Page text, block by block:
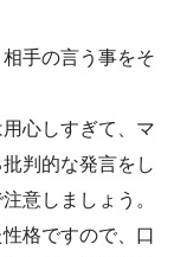
手の言う事をそ
心しすぎて、マ
判的な発言をし
意しましょう。
格ですので、口